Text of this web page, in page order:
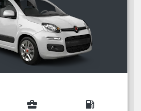
business_center local_gas_station